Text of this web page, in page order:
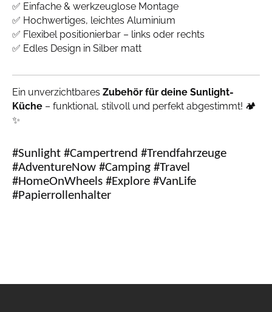
✅ Einfache & werkzeuglose Montage
✅ Hochwertiges, leichtes Aluminium
✅ Flexibel positionierbar – links oder rechts
✅ Edles Design in Silber matt
Ein unverzichtbares Zubehör für deine Sunlight-
Küche – funktional, stilvoll und perfekt abgestimmt! 🏕️
✨
#Sunlight #Campertrend #Trendfahrzeuge
#AdventureNow #Camping #Travel
#HomeOnWheels #Explore #VanLife
#Papierrollenhalter